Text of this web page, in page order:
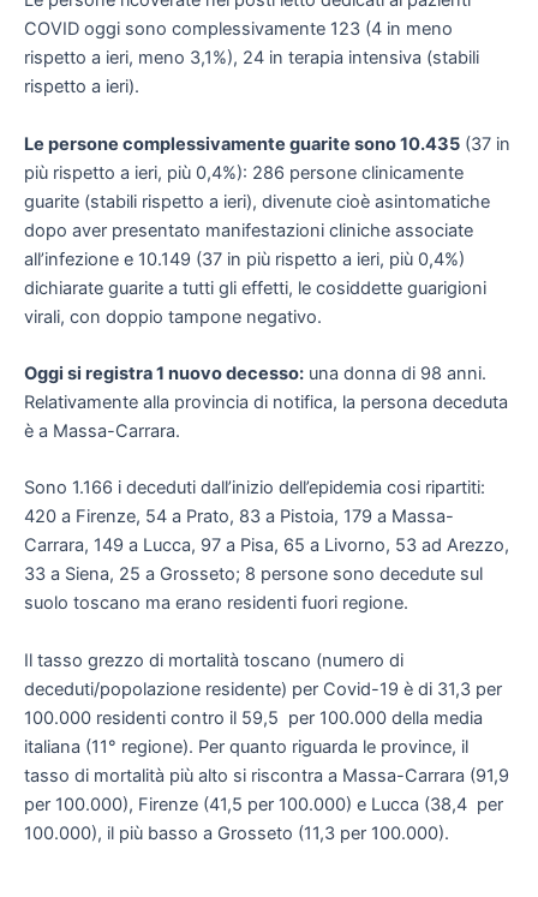
COVID oggi sono complessivamente 123 (4 in meno
rispetto a ieri, meno 3,1%), 24 in terapia intensiva (stabili
rispetto a ieri).
Le persone complessivamente guarite sono 10.435 (37 in
più rispetto a ieri, più 0,4%): 286 persone clinicamente
guarite (stabili rispetto a ieri), divenute cioè asintomatiche
dopo aver presentato manifestazioni cliniche associate
all’infezione e 10.149 (37 in più rispetto a ieri, più 0,4%)
dichiarate guarite a tutti gli effetti, le cosiddette guarigioni
virali, con doppio tampone negativo.
Oggi si registra 1 nuovo decesso: una donna di 98 anni.
Relativamente alla provincia di notifica, la persona deceduta
è a Massa-Carrara.
Sono 1.166 i deceduti dall’inizio dell’epidemia cosi ripartiti:
420 a Firenze, 54 a Prato, 83 a Pistoia, 179 a Massa-
Carrara, 149 a Lucca, 97 a Pisa, 65 a Livorno, 53 ad Arezzo,
33 a Siena, 25 a Grosseto; 8 persone sono decedute sul
suolo toscano ma erano residenti fuori regione.
Il tasso grezzo di mortalità toscano (numero di
deceduti/popolazione residente) per Covid-19 è di 31,3 per
100.000 residenti contro il 59,5 per 100.000 della media
italiana (11° regione). Per quanto riguarda le province, il
tasso di mortalità più alto si riscontra a Massa-Carrara (91,9
per 100.000), Firenze (41,5 per 100.000) e Lucca (38,4 per
100.000), il più basso a Grosseto (11,3 per 100.000).